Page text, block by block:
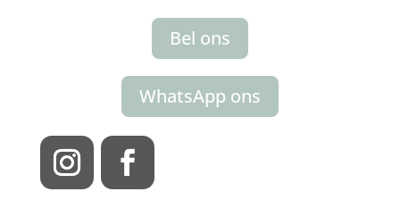
Bel ons
WhatsApp ons